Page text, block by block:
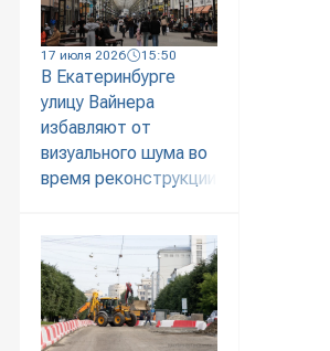
17 июля 2026 15:50
В Екатеринбурге
улицу Вайнера
избавляют от
визуального шума во
время реконструкции